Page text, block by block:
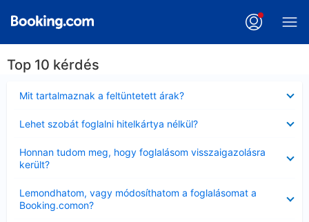
Top 10 kérdés
Mit tartalmaznak a feltüntetett árak?
Lehet szobát foglalni hitelkártya nélkül?
Honnan tudom meg, hogy foglalásom visszaigazolásra
került?
Lemondhatom, vagy módosíthatom a foglalásomat a
Booking.comon?